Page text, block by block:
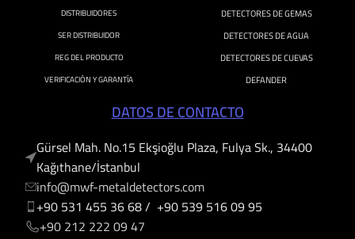
DISTRIBUIDORES
SER DISTRIBUIDOR
REG DEL PRODUCTO
VERIFICACIÓN Y GARANTÍA
DETECTORES DE GEMAS
DETECTORES DE AGUA
DETECTORES DE CUEVAS
DEFANDER
DATOS DE CONTACTO
Gürsel Mah. No.15 Ekşioğlu Plaza, Fulya Sk., 34400
Kağıthane/İstanbul
info@mwf-metaldetectors.com
+90 531 455 36 68 / +90 539 516 09 95
‎‪+90 212 222 09 47